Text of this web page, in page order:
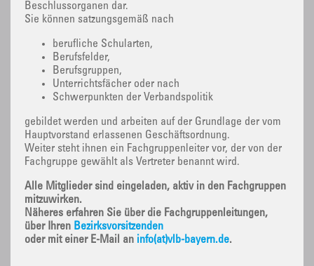
Beschlussorganen dar.
Sie können satzungsgemäß nach
berufliche Schularten,
Berufsfelder,
Berufsgruppen,
Unterrichtsfächer oder nach
Schwerpunkten der Verbandspolitik
gebildet werden und arbeiten auf der Grundlage der vom
Hauptvorstand erlassenen Geschäftsordnung.
Weiter steht ihnen ein Fachgruppenleiter vor, der von der
Fachgruppe gewählt als Vertreter benannt wird.
Alle Mitglieder sind eingeladen, aktiv in den Fachgruppen
mitzuwirken.
Näheres erfahren Sie über die Fachgruppenleitungen,
über Ihren Bezirksvorsitzenden
oder mit einer E-Mail an info(at)vlb-bayern.de.